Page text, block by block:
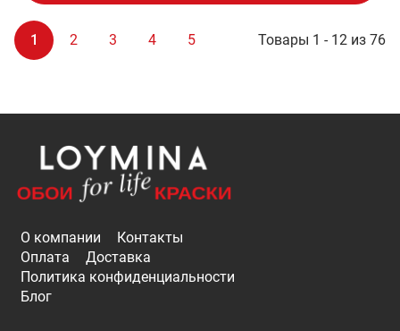
Товары 1 - 12 из 76
1 2 3 4 5
О компании
Контакты
Оплата
Доставка
Политика конфиденциальности
Блог